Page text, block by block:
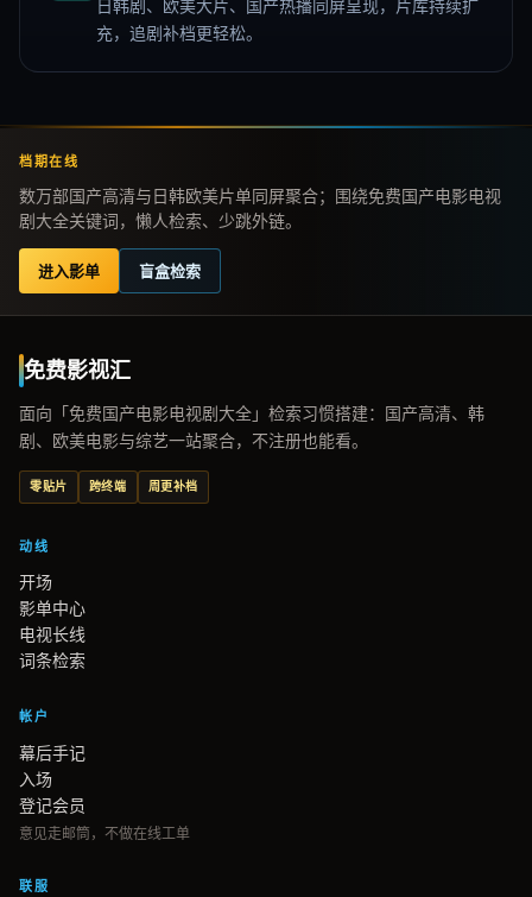
日韩剧、欧美大片、国产热播同屏呈现，片库持续扩
充，追剧补档更轻松。
档期在线
数万部国产高清与日韩欧美片单同屏聚合；围绕免费国产电影电视
剧大全关键词，懒人检索、少跳外链。
进入影单 盲盒检索
免费影视汇
面向「免费国产电影电视剧大全」检索习惯搭建：国产高清、韩
剧、欧美电影与综艺一站聚合，不注册也能看。
零贴片 跨终端 周更补档
动线
开场
影单中心
电视长线
词条检索
帐户
幕后手记
入场
登记会员
意见走邮筒，不做在线工单
联服